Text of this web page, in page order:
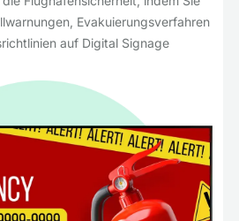
Evakuierungsverfahren
auf Digital Signage